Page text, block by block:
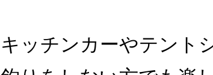
キッチンカーやテント